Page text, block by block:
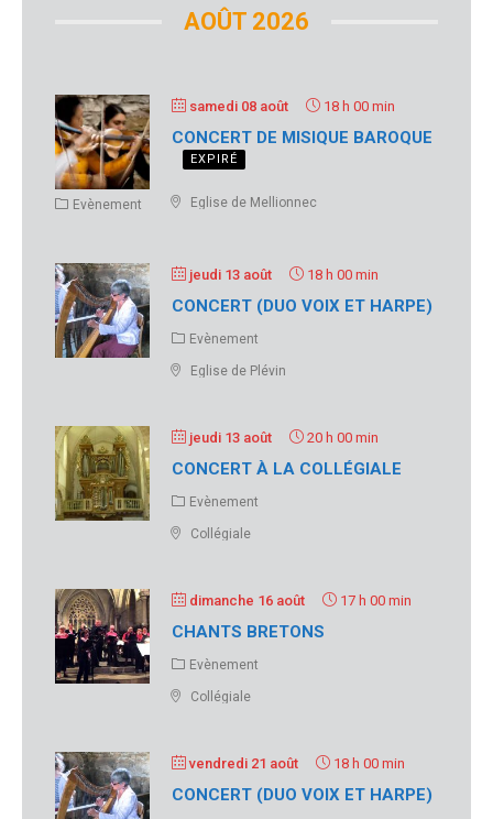
AOÛT 2026
samedi 08 août 18 h 00 min
CONCERT DE MISIQUE BAROQUE
EXPIRÉ
Eglise de Mellionnec
Evènement
jeudi 13 août 18 h 00 min
CONCERT (DUO VOIX ET HARPE)
Eglise de Plévin
Evènement
jeudi 13 août 20 h 00 min
CONCERT À LA COLLÉGIALE
Collégiale
Evènement
dimanche 16 août 17 h 00 min
CHANTS BRETONS
Collégiale
Evènement
vendredi 21 août 18 h 00 min
CONCERT (DUO VOIX ET HARPE)